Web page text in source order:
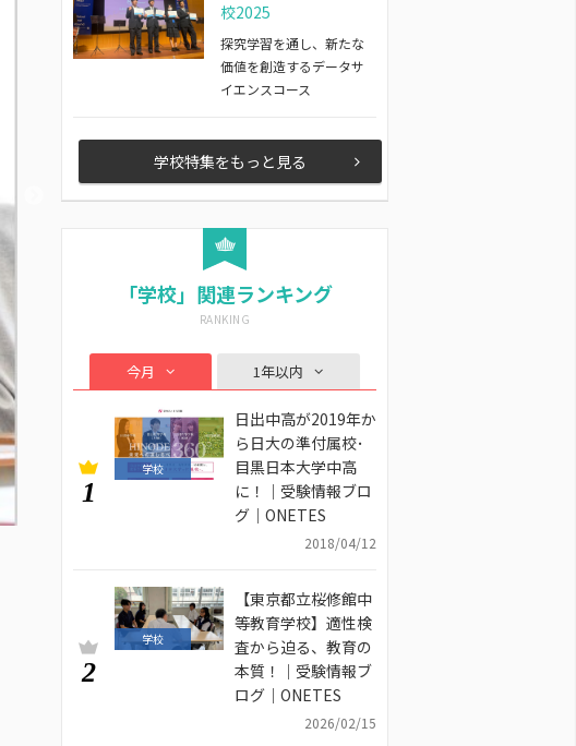
校2025
探究学習を通し、新たな
価値を創造するデータサ
イエンスコース
学校特集をもっと見る
「学校」関連ランキング
今月 1年以内
1
学校
日出中高が2019年か
ら日大の準付属校･
目黒日本大学中高
に！｜受験情報ブロ
グ｜ONETES
2018/04/12
2
学校
【東京都立桜修館中
等教育学校】適性検
査から迫る、教育の
本質！｜受験情報ブ
ログ｜ONETES
2026/02/15